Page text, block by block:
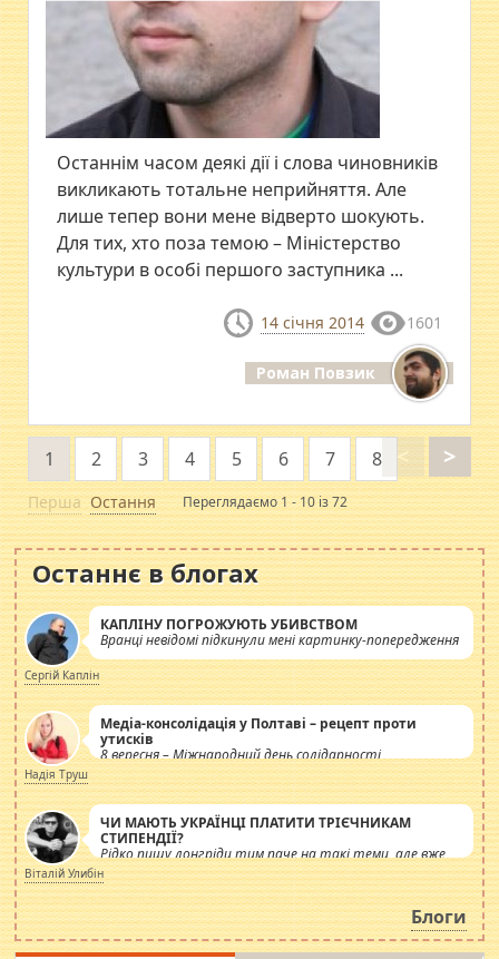
Останнім часом деякі дії і слова чиновників
викликають тотальне неприйняття. Але
лише тепер вони мене відверто шокують.
Для тих, хто поза темою – Міністерство
культури в особі першого заступника ...
14 січня 2014 1601
Роман Повзик
Перша
<
1 2 3 4 5 6 7 8 >
Остання Переглядаємо 1 - 10 із 72
Останнє в блогах
КАПЛІНУ ПОГРОЖУЮТЬ УБИВСТВОМ
Вранці невідомі підкинули мені картинку-попередження
Сергій Каплін
Медіа-консолідація у Полтаві – рецепт проти
утисків
8 вересня – Міжнародний день солідарності
журналістів.
Надія Труш
ЧИ МАЮТЬ УКРАЇНЦІ ПЛАТИТИ ТРІЄЧНИКАМ
СТИПЕНДІЇ?
Рідко пишу лонгріди тим паче на такі теми, але вже
просто дістало! Обурюють сьогоднішні інсенуації
навколо стипендіального питання. Штучно
роздувається ще одна соціальна катастрофа.
Віталій Улибін
Блоги